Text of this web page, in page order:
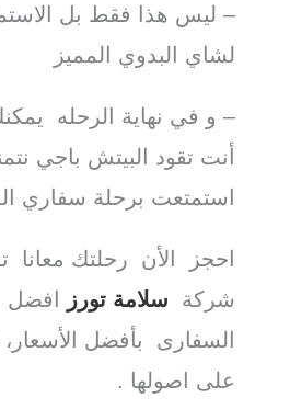
– ليس هذا فقط بل
لشاي البدوي المميز
– و في نهاية الرحله
أنت تقود البيتش باجي
استمتعت برحلة سفاري
احجز الأن رحلتك معانا
شركة سلامة تورز
السفارى بأفضل
على اصولها .